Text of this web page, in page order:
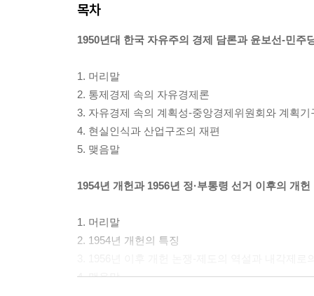
목차
1950년대 한국 자유주의 경제 담론과 윤보선-민주
1. 머리말
2. 통제경제 속의 자유경제론
3. 자유경제 속의 계획성-중앙경제위원회와 계획기
4. 현실인식과 산업구조의 재편
5. 맺음말
1954년 개헌과 1956년 정·부통령 선거 이후의 개
1. 머리말
2. 1954년 개헌의 특징
4. 맺음말